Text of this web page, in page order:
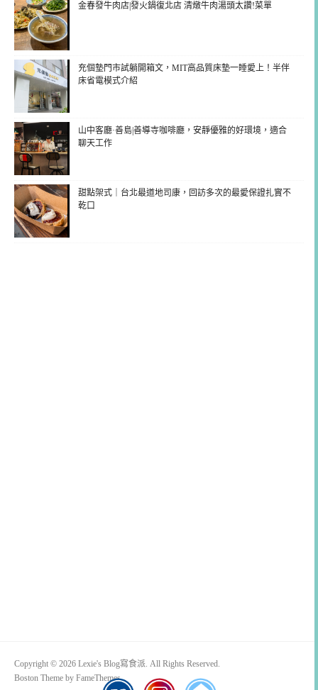
金春發牛肉店|發火鍋復北店 清燉牛肉湯頭太讚!菜單
充個墊門市試躺開箱文，MIT高品質床墊一睡愛上！半伴
床省電模式介紹
山中客廳·善島|善導寺咖啡廳，安靜優雅的好環境，適合
聊天工作
甜點架式｜台北最道地司康，回訪多次的最愛保證扎實不
乾口
Copyright © 2026 Lexie's Blog寫食派. All Rights Reserved.
Boston Theme by FameThemes